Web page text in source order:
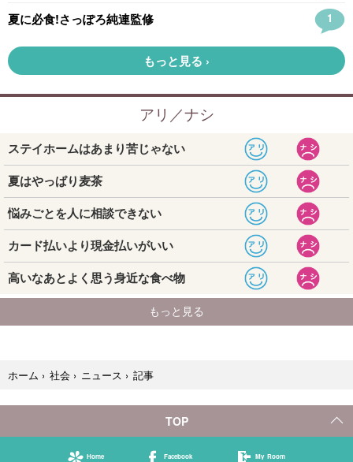
ホーム › 社会 › ニュース › 記事
TOP
Home Facebook My Room